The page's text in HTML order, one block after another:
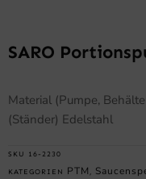
SARO
Material (Pumpe,
(Ständer) Edelstahl
SKU 16-2230
KATEGORIEN PTM ,